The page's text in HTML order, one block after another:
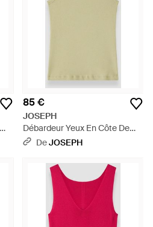
85 €
JOSEPH
Débardeur Yeux En Côte De
Coton - Blanc
DeJOSEPH